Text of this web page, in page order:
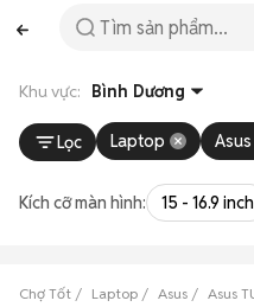
Khu vực: Bình Dương
Lọc Laptop Asus
Kích cỡ màn hình: 15 - 16.9 inch
Chợ Tốt Laptop Asus Asus